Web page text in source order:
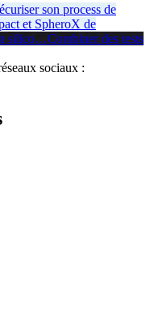
son process de
et SpheroX de
silico…Combiner des tests
sociaux :